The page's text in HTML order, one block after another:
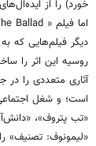
خورد) را از
دیگر فیلم‌هایی که
روسیه این اثر را
آثاری متعددی را در
است؛ و شغل
«تب پتروف»،
«لیمونوف: تصنیف»